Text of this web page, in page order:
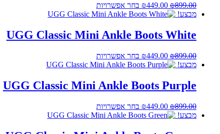
₪899.00
המחיר
המקורי
₪899.00.
₪449.00
המחיר
הנוכחי
₪449.00.
בחר אפשרויות
זה
מספר
סוגים.
לבחור
את
בעמוד
המוצר
מבצע!
UGG Classic Mini Ankle Boots White
₪899.00
המחיר
המקורי
₪899.00.
₪449.00
המחיר
הנוכחי
₪449.00.
בחר אפשרויות
זה
מספר
סוגים.
לבחור
את
מבצע!
UGG Classic Mini Ankle Boots Purple
₪899.00
המחיר
המקורי
₪899.00.
₪449.00
המחיר
הנוכחי
₪449.00.
בחר אפשרויות
זה
מספר
מבצע!